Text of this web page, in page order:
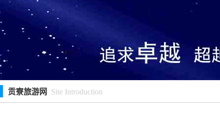
贡寮旅游网 Site Introduction